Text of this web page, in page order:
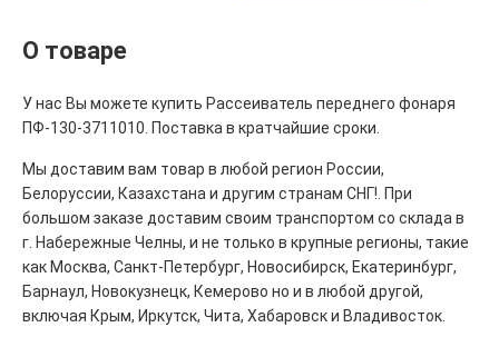
О товаре
У нас Вы можете купить Рассеиватель переднего фонаря
ПФ-130-3711010. Поставка в кратчайшие сроки.
Мы доставим вам товар в любой регион России,
Белоруссии, Казахстана и другим странам СНГ!. При
большом заказе доставим своим транспортом со склада в
г. Набережные Челны, и не только в крупные регионы, такие
как Москва, Санкт-Петербург, Новосибирск, Екатеринбург,
Барнаул, Новокузнецк, Кемерово но и в любой другой,
включая Крым, Иркутск, Чита, Хабаровск и Владивосток.